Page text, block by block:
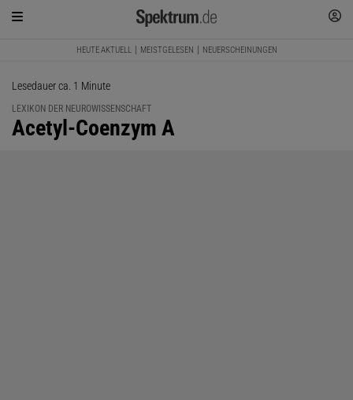
HEUTE AKTUELL MEISTGELESEN NEUERSCHEINUNGEN
Lesedauer ca. 1 Minute
LEXIKON DER NEUROWISSENSCHAFT
:
Acetyl-Coenzym A